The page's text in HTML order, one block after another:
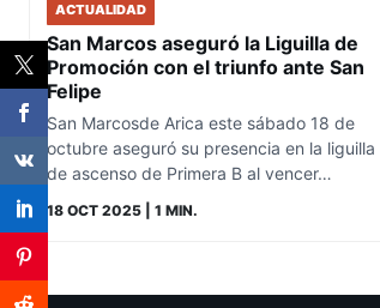
ACTUALIDAD
San Marcos aseguró la Liguilla de
Promoción con el triunfo ante San
Felipe
San Marcosde Arica este sábado 18 de
octubre aseguró su presencia en la liguilla
de ascenso de Primera B al vencer…
18 OCT 2025 | 1 MIN.